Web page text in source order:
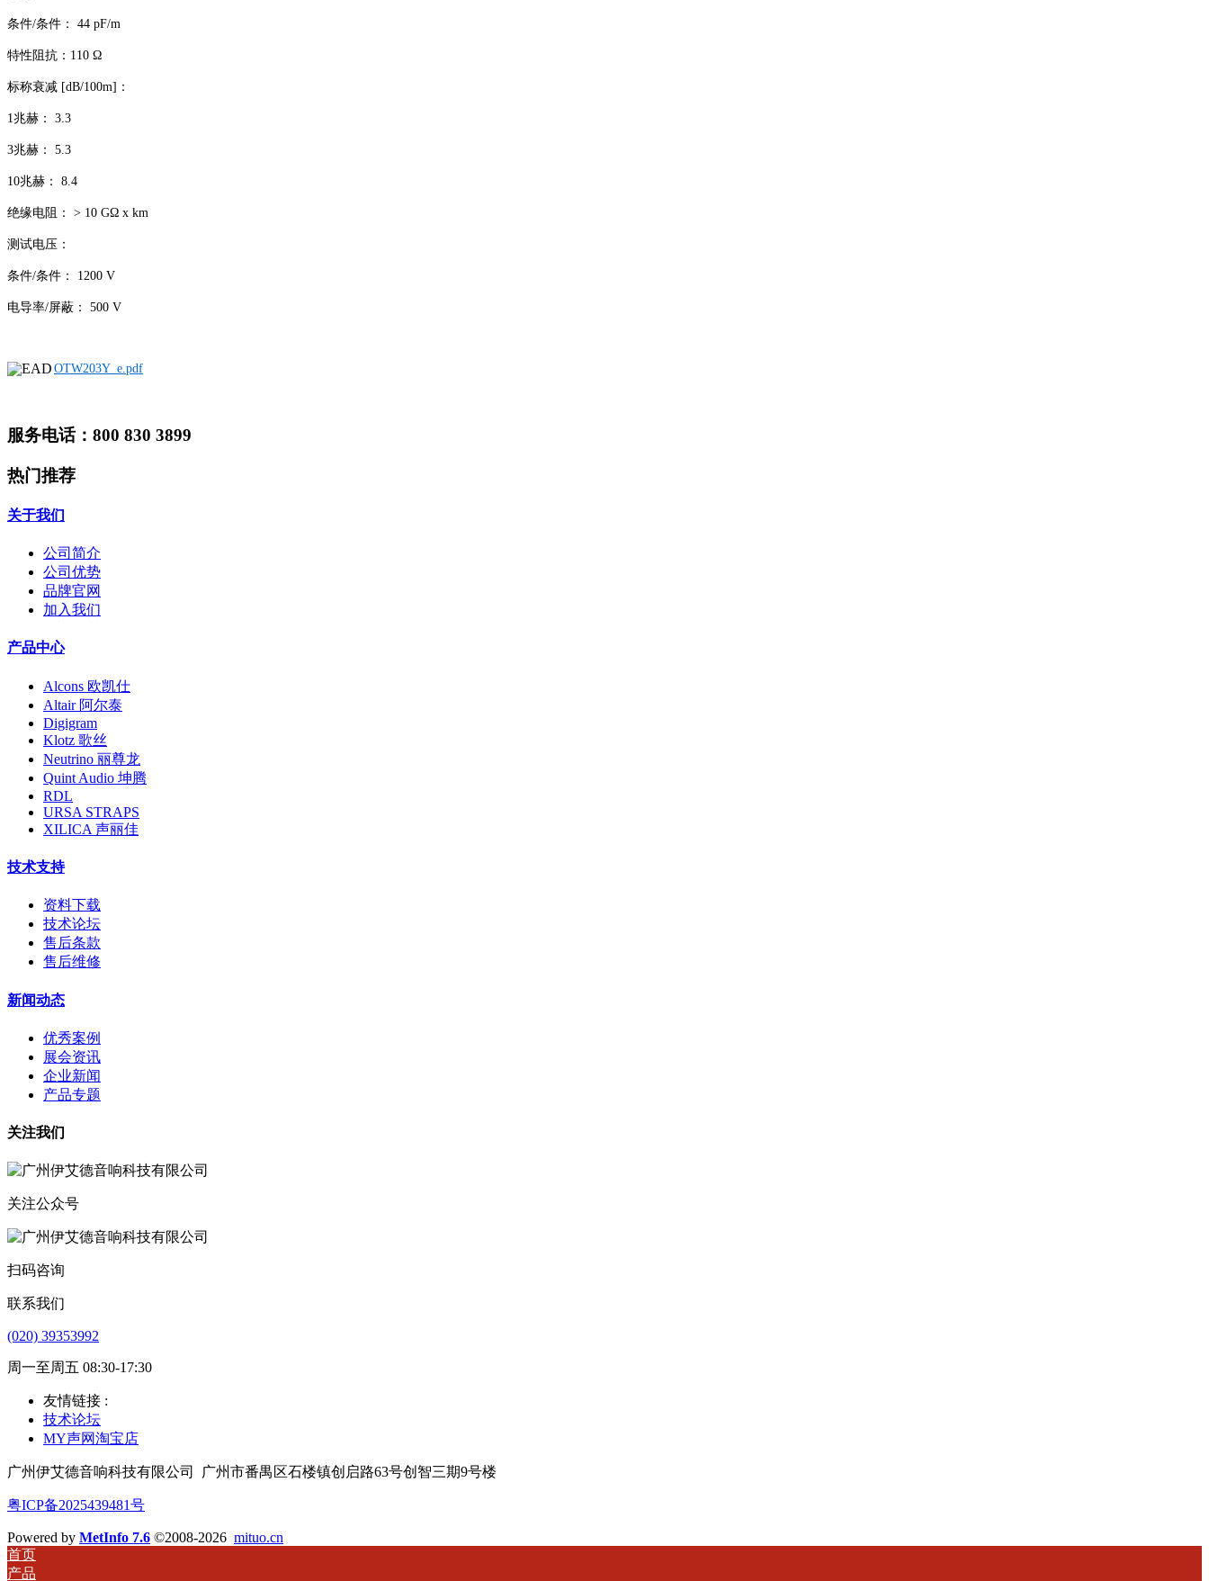
条件/条件： 44 pF/m
特性阻抗：110 Ω
标称衰减 [dB/100m]：
1兆赫： 3.3
3兆赫： 5.3
10兆赫： 8.4
绝缘电阻： > 10 GΩ x km
测试电压：
条件/条件： 1200 V
电导率/屏蔽： 500 V
OTW203Y_e.pdf
服务电话：800 830 3899
热门推荐
关于我们
公司简介
公司优势
品牌官网
加入我们
产品中心
Alcons 欧凯仕
Altair 阿尔泰
Digigram
Klotz 歌丝
Neutrino 丽尊龙
Quint Audio 坤腾
RDL
URSA STRAPS
XILICA 声丽佳
技术支持
资料下载
技术论坛
售后条款
售后维修
新闻动态
优秀案例
展会资讯
企业新闻
产品专题
关注我们
关注公众号
扫码咨询
联系我们
(020) 39353992
周一至周五 08:30-17:30
友情链接 :
技术论坛
MY声网淘宝店
广州伊艾德音响科技有限公司 广州市番禺区石楼镇创启路63号创智三期9号楼
粤ICP备2025439481号
Powered by MetInfo 7.6 ©2008-2026 mituo.cn
首页
产品